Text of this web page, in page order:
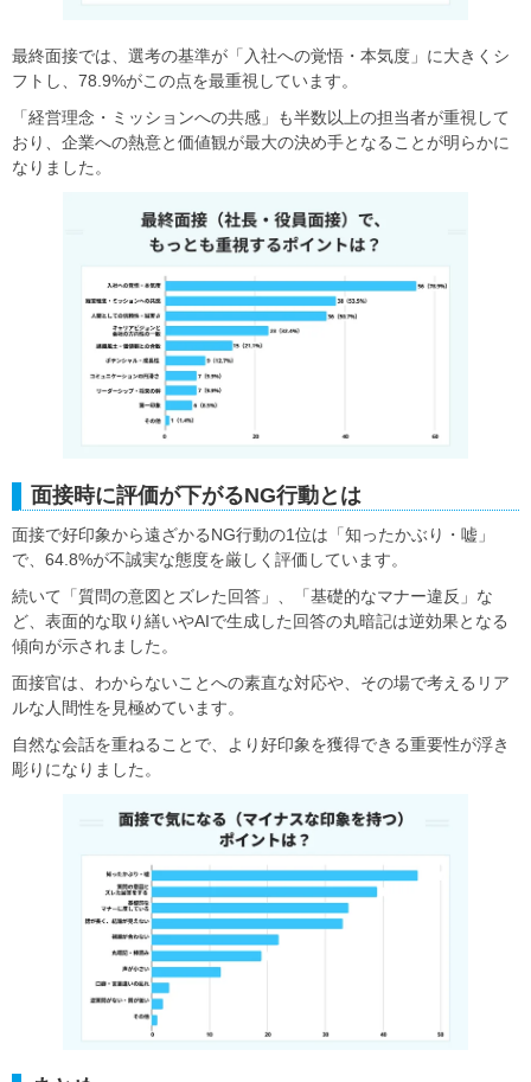
最終面接では、選考の基準が「入社への覚悟・本気度」に大きくシ
フトし、78.9%がこの点を最重視しています。
「経営理念・ミッションへの共感」も半数以上の担当者が重視して
おり、企業への熱意と価値観が最大の決め手となることが明らかに
なりました。
面接時に評価が下がるNG行動とは
面接で好印象から遠ざかるNG行動の1位は「知ったかぶり・嘘」
で、64.8%が不誠実な態度を厳しく評価しています。
続いて「質問の意図とズレた回答」、「基礎的なマナー違反」な
ど、表面的な取り繕いやAIで生成した回答の丸暗記は逆効果となる
傾向が示されました。
面接官は、わからないことへの素直な対応や、その場で考えるリア
ルな人間性を見極めています。
自然な会話を重ねることで、より好印象を獲得できる重要性が浮き
彫りになりました。